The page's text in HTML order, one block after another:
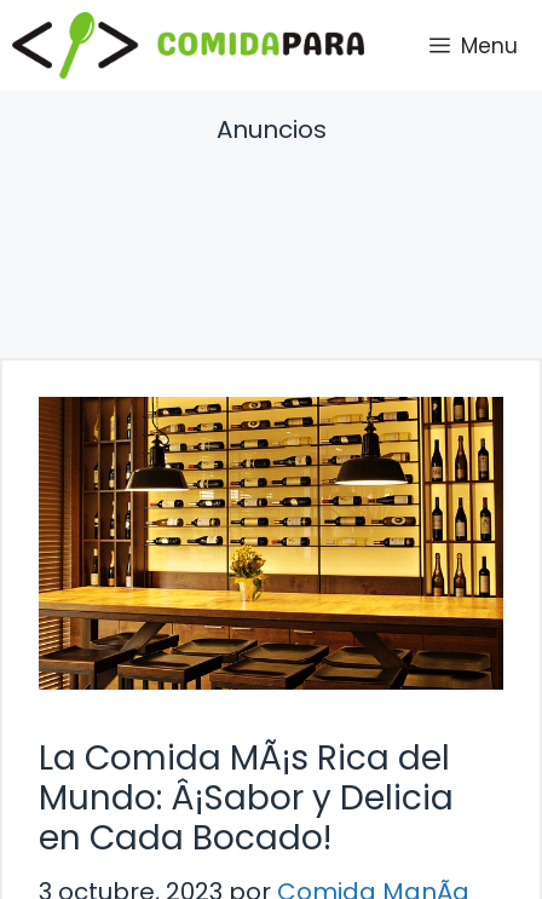
Saltar
al
contenido
Menu
Anuncios
La Comida MÃ¡s Rica del
Mundo: Â¡Sabor y Delicia
en Cada Bocado!
3 octubre, 2023 por Comida ManÃ­a